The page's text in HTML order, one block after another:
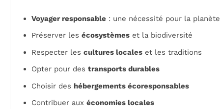
Voyager responsable : une nécessité pour la planète
Préserver les écosystèmes et la biodiversité
Respecter les cultures locales et les traditions
Opter pour des transports durables
Choisir des hébergements écoresponsables
Contribuer aux économies locales